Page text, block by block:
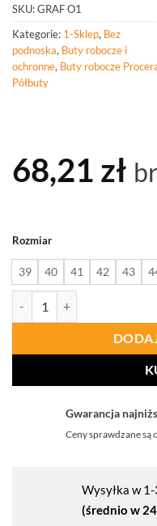
SKU:GRAF O1
Kategorie: 1-Sklep, Bez
podnoska, Buty robocze i
ochronne, Buty robocze
Półbuty
68,21 zł
Rozmiar
39 40 41 42 43
Gwarancja
Ceny sprawdzane są
Wysyłka w
(średnio w